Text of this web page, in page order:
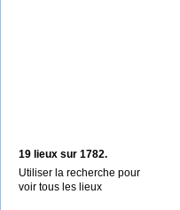
19 lieux sur 1782.
Utiliser la recherche pour
voir tous les lieux